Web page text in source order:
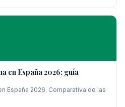
en España 2026: guía
España 2026. Comparativa de las